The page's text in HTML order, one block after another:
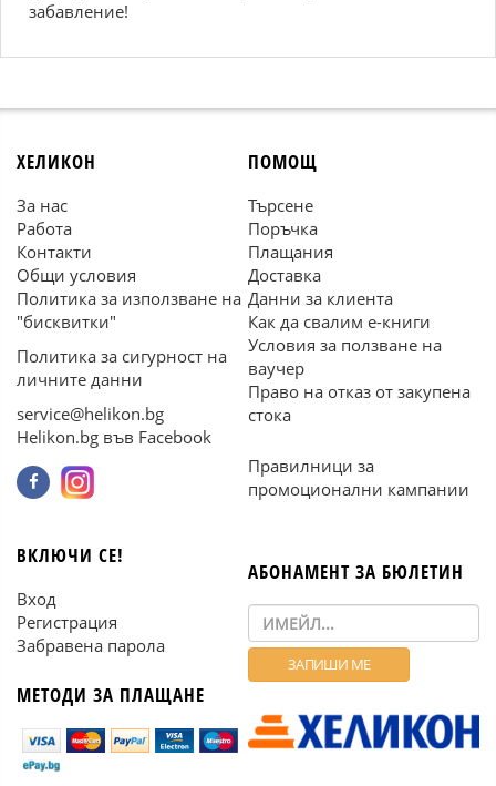
забавление!
ХЕЛИКОН
За нас
Работа
Контакти
Общи условия
Политика за използване на
"бисквитки"
Политика за сигурност на
личните данни
service@helikon.bg
Helikon.bg във Facebook
ПОМОЩ
Търсене
Поръчка
Плащания
Доставка
Данни за клиента
Как да свалим е-книги
Условия за ползване на
ваучер
Право на отказ от закупена
стока
Правилници за
промоционални кампании
ВКЛЮЧИ СЕ!
Вход
Регистрация
Забравена парола
МЕТОДИ ЗА ПЛАЩАНЕ
АБОНАМЕНТ ЗА БЮЛЕТИН